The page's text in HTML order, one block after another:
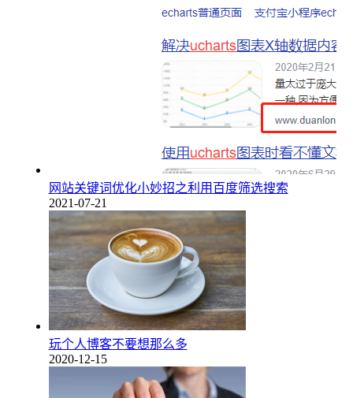
网站关键词优化小妙招之利用百度筛选搜索
2021-07-21
玩个人博客不要想那么多
2020-12-15